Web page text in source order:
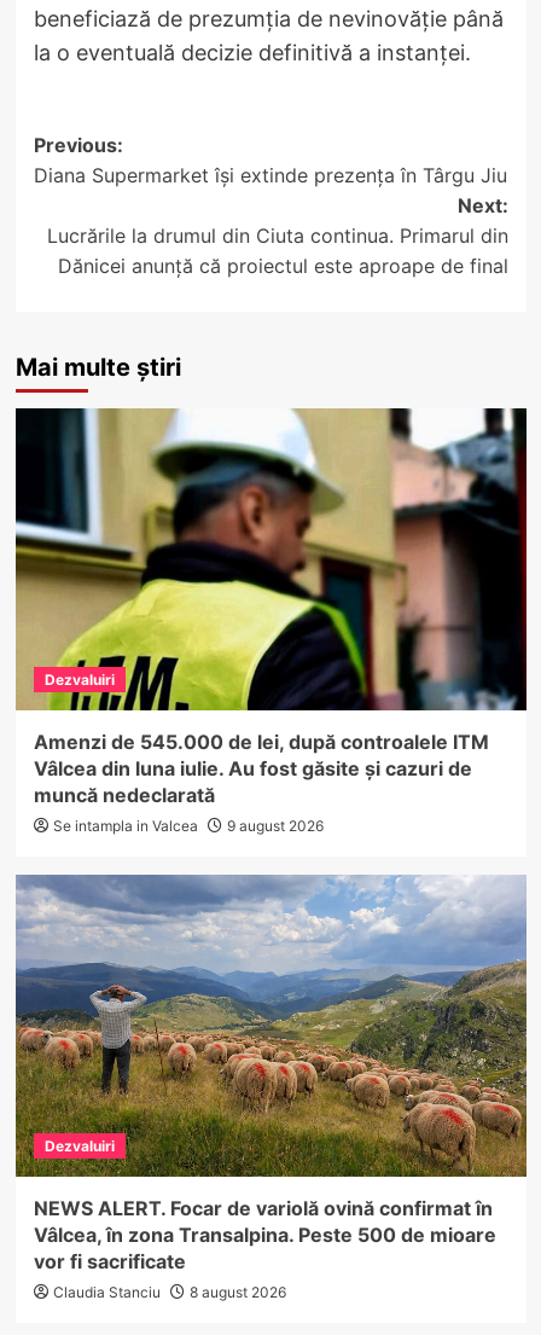
beneficiază de prezumția de nevinovăție până
la o eventuală decizie definitivă a instanței.
Post
navigation
Previous:
Diana Supermarket își extinde prezența în Târgu Jiu
Next:
Lucrările la drumul din Ciuta continua. Primarul din
Dănicei anunță că proiectul este aproape de final
Mai multe știri
Dezvaluiri
Amenzi de 545.000 de lei, după controalele ITM
Vâlcea din luna iulie. Au fost găsite și cazuri de
muncă nedeclarată
Se intampla in Valcea 9 august 2026
Dezvaluiri
NEWS ALERT. Focar de variolă ovină confirmat în
Vâlcea, în zona Transalpina. Peste 500 de mioare
vor fi sacrificate
Claudia Stanciu 8 august 2026